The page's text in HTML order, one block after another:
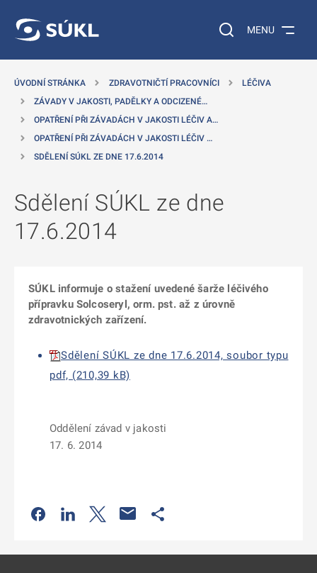
Vyhledávání na
MENU
ÚVODNÍ STRÁNKA ZDRAVOTNIČTÍ PRACOVNÍCI
LÉČIVA
ZÁVADY V JAKOSTI, PADĚLKY A ODCIZENÉ…
OPATŘENÍ PŘI ZÁVADÁCH V JAKOSTI LÉČIV A…
OPATŘENÍ PŘI ZÁVADÁCH V JAKOSTI LÉČIV …
SDĚLENÍ SÚKL ZE DNE 17.6.2014
Sdělení SÚKL ze dne
17.6.2014
SÚKL informuje o stažení uvedené šarže léčivého
přípravku Solcoseryl, orm. pst. až z úrovně
zdravotnických zařízení.
Sdělení SÚKL ze dne 17.6.2014, soubor typu
pdf, (210,39 kB)
Oddělení závad v jakosti
17. 6. 2014
Odkaz se otevře na nové kartě
Odkaz se otevře na nové kartě
Odkaz se otevře na nové kartě